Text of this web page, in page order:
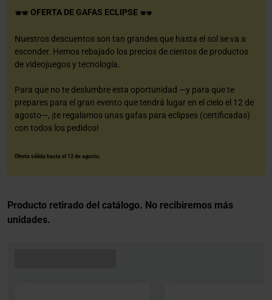
OFERTA DE GAFAS ECLIPSE
Nuestros descuentos son tan grandes que hasta el sol se va a
esconder. Hemos rebajado los precios de cientos de productos
de videojuegos y tecnología.
Para que no te deslumbre esta oportunidad —y para que te
prepares para el gran evento que tendrá lugar en el cielo el 12 de
agosto—, ¡te regalamos unas gafas para eclipses (certificadas)
con todos los pedidos!
Oferta válida hasta el 12 de agosto.
Producto retirado del catálogo. No recibiremos más
unidades.